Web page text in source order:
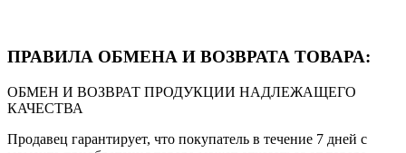
ПРАВИЛА ОБМЕНА И ВОЗВРАТА ТОВАРА:
ОБМЕН И ВОЗВРАТ ПРОДУКЦИИ НАДЛЕЖАЩЕГО
КАЧЕСТВА
Продавец гарантирует, что покупатель в течение 7 дней с